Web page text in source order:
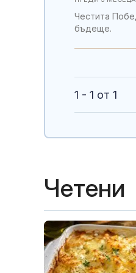
Честита
бъдеще.
1 - 1 от 1
Четени